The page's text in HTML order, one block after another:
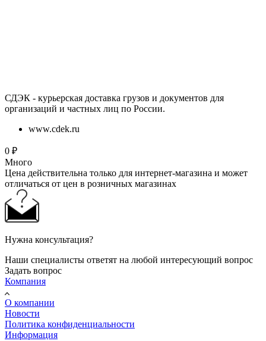
СДЭК - курьерская доставка грузов и документов для
организаций и частных лиц по России.
www.cdek.ru
0 ₽
Много
Цена действительна только для интернет-магазина и может
отличаться от цен в розничных магазинах
Нужна консультация?
Наши специалисты ответят на любой интересующий вопрос
Задать вопрос
Компания
О компании
Новости
Политика конфиденциальности
Информация